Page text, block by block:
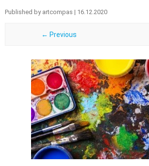
Published by artcompas | 16.12.2020
← Previous